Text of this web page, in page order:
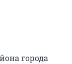
города